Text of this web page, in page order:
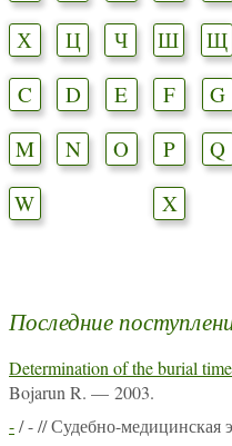
Х
Ц Ч Ш Щ
C
D E F G
M
N O P Q
W
X
Последние
Determination of the burial
Bojarun R. — 2003.
-/ - // Судебно-